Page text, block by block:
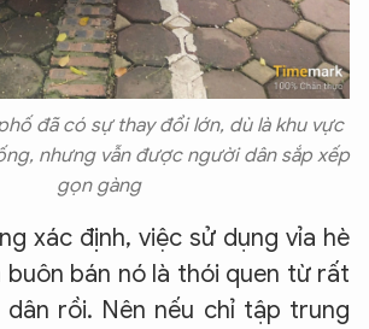
đã có sự thay đổi lớn, dù là khu vực
nhưng vẫn được người dân sắp xếp
gọn gàng
xác định, việc sử dụng vỉa hè
buôn bán nó là thói quen từ rất
dân rồi. Nên nếu chỉ tập trung